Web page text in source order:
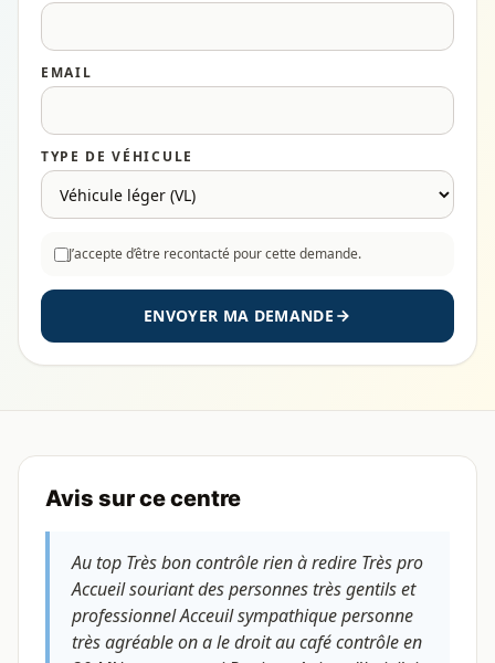
EMAIL
TYPE DE VÉHICULE
J’accepte d’être recontacté pour cette demande.
ENVOYER MA DEMANDE
Avis sur ce centre
Au top Très bon contrôle rien à redire Très pro
Accueil souriant des personnes très gentils et
professionnel Acceuil sympathique personne
très agréable on a le droit au café contrôle en